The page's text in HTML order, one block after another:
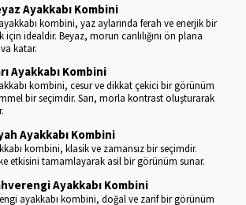
Ayakkabı Kombini
kombini, yaz aylarında ferah ve enerjik bir
idealdir. Beyaz, morun canlılığını ön plana
katar.
Ayakkabı Kombini
kombini, cesur ve dikkat çekici bir görünüm
bir seçimdir. Sarı, morla kontrast oluşturarak
Ayakkabı Kombini
kombini, klasik ve zamansız bir seçimdir.
etkisini tamamlayarak asil bir görünüm sunar.
Ayakkabı Kombini
ayakkabı kombini, doğal ve zarif bir görünüm